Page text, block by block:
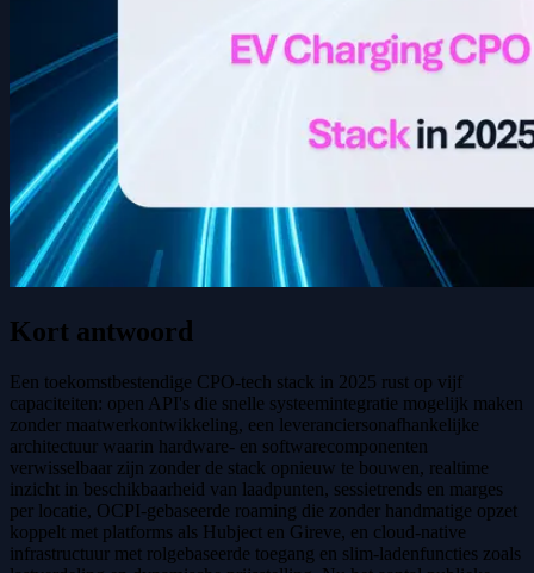
Kort antwoord
Een toekomstbestendige CPO-tech stack in 2025 rust op vijf
capaciteiten: open API's die snelle systeemintegratie mogelijk maken
zonder maatwerkontwikkeling, een leveranciersonafhankelijke
architectuur waarin hardware- en softwarecomponenten
verwisselbaar zijn zonder de stack opnieuw te bouwen, realtime
inzicht in beschikbaarheid van laadpunten, sessietrends en marges
per locatie, OCPI-gebaseerde roaming die zonder handmatige opzet
koppelt met platforms als Hubject en Gireve, en cloud-native
infrastructuur met rolgebaseerde toegang en slim-ladenfuncties zoals